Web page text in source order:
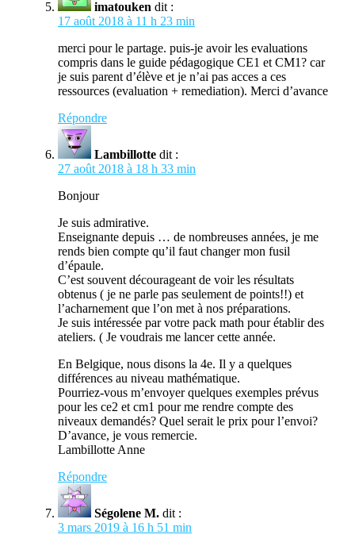
imatouken dit :
17 août 2018 à 11 h 23 min
merci pour le partage. puis-je avoir les evaluations
compris dans le guide pédagogique CE1 et CM1? car
je suis parent d’élève et je n’ai pas acces a ces
ressources (evaluation + remediation). Merci d’avance
Répondre
Lambillotte dit :
27 août 2018 à 18 h 33 min
Bonjour
Je suis admirative.
Enseignante depuis … de nombreuses années, je me
rends bien compte qu’il faut changer mon fusil
d’épaule.
C’est souvent décourageant de voir les résultats
obtenus ( je ne parle pas seulement de points!!) et
l’acharnement que l’on met à nos préparations.
Je suis intéressée par votre pack math pour établir des
ateliers. ( Je voudrais me lancer cette année.
En Belgique, nous disons la 4e. Il y a quelques
différences au niveau mathématique.
Pourriez-vous m’envoyer quelques exemples prévus
pour les ce2 et cm1 pour me rendre compte des
niveaux demandés? Quel serait le prix pour l’envoi?
D’avance, je vous remercie.
Lambillotte Anne
Répondre
Ségolene M. dit :
3 mars 2019 à 16 h 51 min